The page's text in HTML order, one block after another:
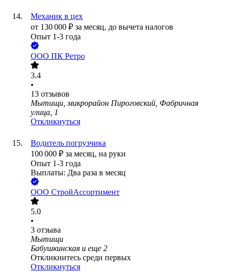
Механик в цех
от 130 000 ₽ за месяц, до вычета налогов
Опыт 1-3 года
ООО ПК Ретро
3.4
•
13 отзывов
Мытищи, микрорайон Пироговский, Фабричная
улица, 1
Откликнуться
Водитель погрузчика
100 000 ₽ за месяц, на руки
Опыт 1-3 года
Выплаты: Два раза в месяц
ООО СтройАссортимент
5.0
•
3 отзыва
Мытищи
Бабушкинская и еще 2
Откликнитесь среди первых
Откликнуться